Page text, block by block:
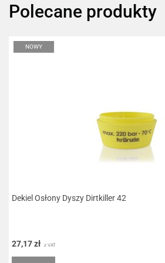
Polecane produkty
Dekiel Osłony Dyszy Dirtkiller 42
27,17 zł z VAT
NOWY